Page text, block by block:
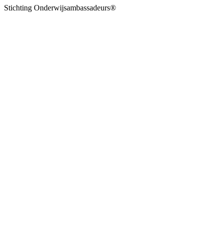
Stichting Onderwijsambassadeurs®